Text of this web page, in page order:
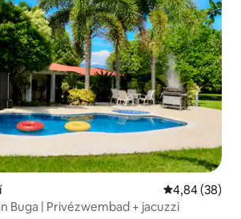
Gemiddelde
4,84 (38)
Buga | Privézwembad + jacuzzi